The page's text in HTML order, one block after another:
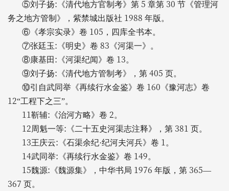
⑤刘子扬: 《清代地方官制考》第 5 章第 30 节《管理河
务之地方管制》，紫禁城出版社 1988 年版。
⑥《孝宗实录》卷 105 ，四库全书本。
⑦张廷玉: 《明史》卷 83 《河渠一》。
⑧康基田 : 《河渠纪闻》卷 13。
⑨刘子扬: 《清代地方管制考》，第 405 页。
⑩引自武同举《再续行水金鉴》卷 160 《豫河志》卷
12“工程下之三”。
11靳辅: 《治河方略》卷 2。
12周魁一等: 《二十五史河渠志注释》，第 381 页。
13王庆云: 《石渠余纪·纪河夫河兵》卷 1。
14武同举: 《再续行水金鉴》卷 149。
15魏源: 《魏源集》，中华书局 1976 年版，第 365—
367 页。